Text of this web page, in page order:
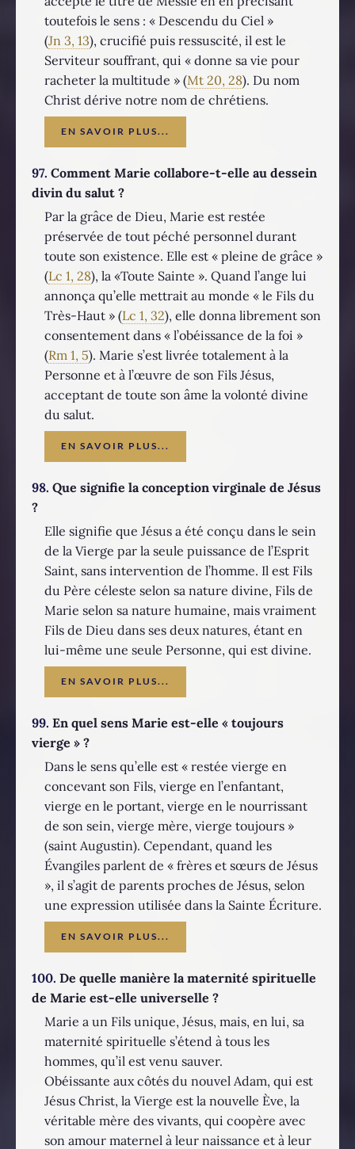
toutefois le sens : « Descendu du Ciel »
(Jn 3, 13), crucifié puis ressuscité, il est le
Serviteur souffrant, qui « donne sa vie pour
racheter la multitude » (Mt 20, 28). Du nom
Christ dérive notre nom de chrétiens.
EN SAVOIR PLUS...
97. Comment Marie collabore-t-elle au dessein
divin du salut ?
Par la grâce de Dieu, Marie est restée
préservée de tout péché personnel durant
toute son existence. Elle est « pleine de grâce »
(Lc 1, 28), la «Toute Sainte ». Quand l’ange lui
annonça qu’elle mettrait au monde « le Fils du
Très-Haut » (Lc 1, 32), elle donna librement son
consentement dans « l’obéissance de la foi »
(Rm 1, 5). Marie s’est livrée totalement à la
Personne et à l’œuvre de son Fils Jésus,
acceptant de toute son âme la volonté divine
du salut.
EN SAVOIR PLUS...
98. Que signifie la conception virginale de Jésus
?
Elle signifie que Jésus a été conçu dans le sein
de la Vierge par la seule puissance de l’Esprit
Saint, sans intervention de l’homme. Il est Fils
du Père céleste selon sa nature divine, Fils de
Marie selon sa nature humaine, mais vraiment
Fils de Dieu dans ses deux natures, étant en
lui-même une seule Personne, qui est divine.
EN SAVOIR PLUS...
99. En quel sens Marie est-elle « toujours
vierge » ?
Dans le sens qu’elle est « restée vierge en
concevant son Fils, vierge en l’enfantant,
vierge en le portant, vierge en le nourrissant
de son sein, vierge mère, vierge toujours »
(saint Augustin). Cependant, quand les
Évangiles parlent de « frères et sœurs de Jésus
», il s’agit de parents proches de Jésus, selon
une expression utilisée dans la Sainte Écriture.
EN SAVOIR PLUS...
100. De quelle manière la maternité spirituelle
de Marie est-elle universelle ?
Marie a un Fils unique, Jésus, mais, en lui, sa
maternité spirituelle s’étend à tous les
hommes, qu’il est venu sauver.
Obéissante aux côtés du nouvel Adam, qui est
Jésus Christ, la Vierge est la nouvelle Ève, la
véritable mère des vivants, qui coopère avec
son amour maternel à leur naissance et à leur